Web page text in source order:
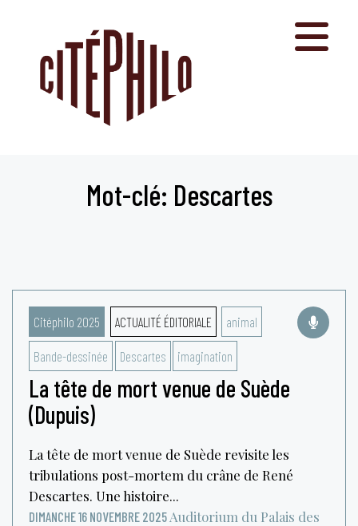
Mot-clé: Descartes
Citéphilo 2025 ACTUALITÉ ÉDITORIALE animal
Bande-dessinée Descartes imagination
La tête de mort venue de Suède
(Dupuis)
La tête de mort venue de Suède revisite les
tribulations post-mortem du crâne de René
Descartes. Une histoire...
DIMANCHE 16 NOVEMBRE 2025 Auditorium du Palais des